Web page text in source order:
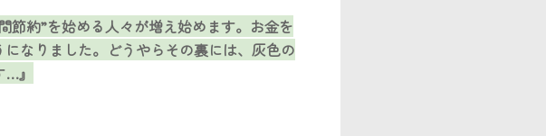
節約”を始める人々が増え始めます。お金を
なりました。どうやらその裏には、灰色の
』